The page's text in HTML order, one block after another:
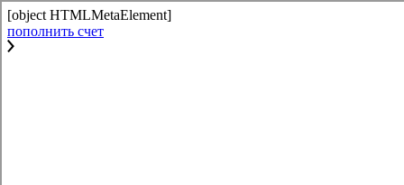
[object HTMLMetaElement]
пополнить счет